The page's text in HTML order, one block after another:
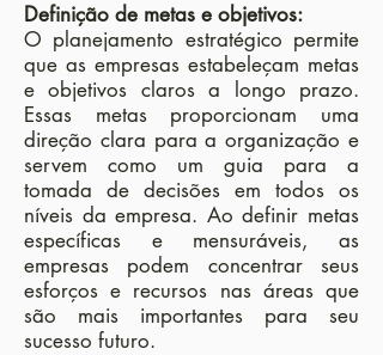
Definição de metas e objetivos:
O planejamento estratégico permite
que as empresas estabeleçam metas
e objetivos claros a longo prazo.
Essas metas proporcionam uma
direção clara para a organização e
servem como um guia para a
tomada de decisões em todos os
níveis da empresa. Ao definir metas
específicas e mensuráveis, as
empresas podem concentrar seus
esforços e recursos nas áreas que
são mais importantes para seu
sucesso futuro.